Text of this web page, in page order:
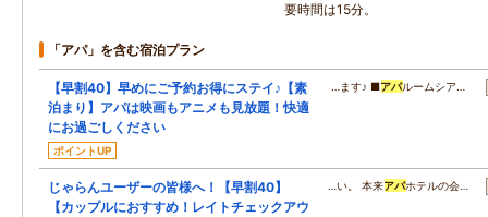
要時間は15分。
「アパ」を含む宿泊プラン
【早割40】早めにご予約お得にステイ♪【素
泊まり】アパは映画もアニメも見放題！快適
にお過ごしください
ポイントUP
…ます♪ ■アパルームシア…
じゃらんユーザーの皆様へ！【早割40】
【カップルにおすすめ！レイトチェックアウ
…い。 本来アパホテルの会…